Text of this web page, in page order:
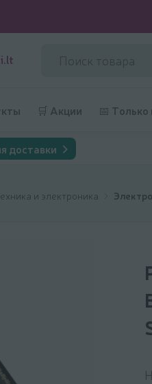
🛒 Акции 📅
доставки
и электроника